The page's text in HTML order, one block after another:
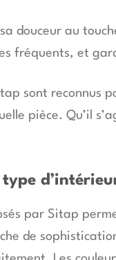
douceur au
fréquents, et
sont reconnus
pièce. Qu’il
par Sitap
de